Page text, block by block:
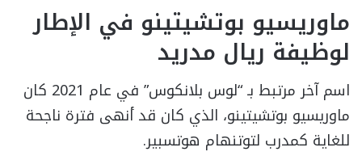
ماوريسيو بوتشيتينو في الإطار
لوظيفة ريال مدريد
اسم آخر مرتبط بـ “لوس بلانكوس” في عام 2021 كان
ماوريسيو بوتشيتينو، الذي كان قد أنهى فترة ناجحة
للغاية كمدرب لتوتنهام هوتسبير.